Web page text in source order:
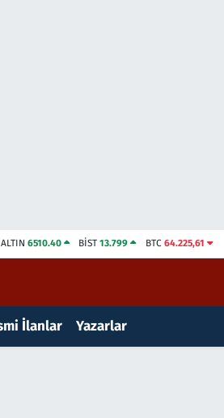
ALTIN 6510.40 BİST13.799 BTC 64.225,61
İlanlar Yazarlar